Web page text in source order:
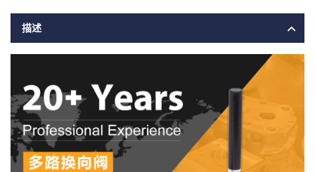
描述